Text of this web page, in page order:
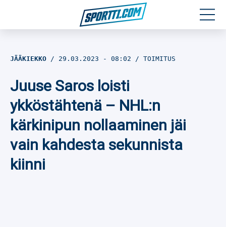
Jalkapallo
Yleisurheilu
Talviurheilu
JÄÄKIEKKO 29.03.2023 - 08:02 TOIMITUS
Juuse Saros loisti
ykköstähtenä – NHL:n
kärkinipun nollaaminen jäi
vain kahdesta sekunnista
kiinni